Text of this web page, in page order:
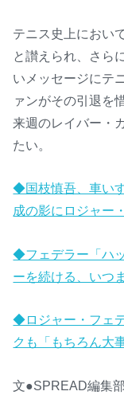
テニス史上におい
と讃えられ、さら
いメッセージにテ
ァンがその引退を
来週のレイバー・
たい。
◆国枝慎吾、車い
成の影にロジャー
◆フェデラー「ハ
ーを続ける、いつ
◆ロジャー・フェ
クも「もちろん大
文●SPREAD編集部